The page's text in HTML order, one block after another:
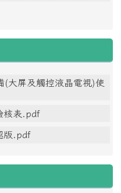
(大屏及觸控液晶電視)使
核表.pdf
版.pdf